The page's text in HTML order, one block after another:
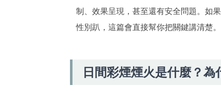
制、效果呈現，甚至還有安全問題。如
性別趴，這篇會直接幫你把關鍵講清楚。
日間彩煙煙火是什麼？為